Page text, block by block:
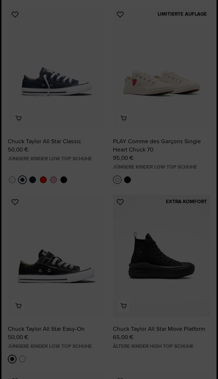
Zu
Chuck Taylor All Star Classic
50,00 €
JÜNGERE KINDER LOW TOP SCHUHE
LIMITIERTE AUFLAGE
Zu
PLAY Comme des Garçons Single
Heart Chuck 70
95,00 €
JÜNGERE KINDER LOW TOP SCHUHE
Zu
Chuck Taylor All Star Easy-On
50,00 €
JÜNGERE KINDER LOW TOP SCHUHE
EXTRA KOMFORT
Zu
Chuck Taylor All Star Move Platform
65,00 €
ÄLTERE KINDER HIGH TOP SCHUHE